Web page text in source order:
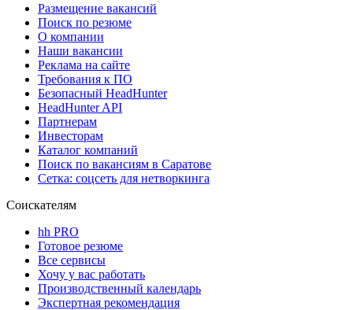
Размещение вакансий
Поиск по резюме
О компании
Наши вакансии
Реклама на сайте
Требования к ПО
Безопасный HeadHunter
HeadHunter API
Партнерам
Инвесторам
Каталог компаний
Поиск по вакансиям в Саратове
Сетка: соцсеть для нетворкинга
Соискателям
hh PRO
Готовое резюме
Все сервисы
Хочу у вас работать
Производственный календарь
Экспертная рекомендация